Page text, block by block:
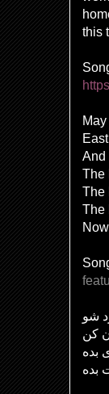
this
And
The
The
The
شو
کن
بده
بده